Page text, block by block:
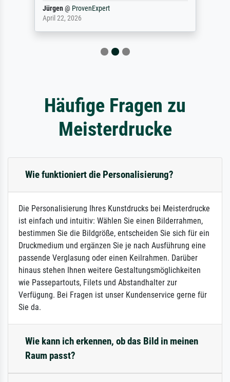
Jürgen@ ProvenExpert
April 22, 2026
Häufige Fragen zu
Meisterdrucke
Wie funktioniert die Personalisierung?
Die Personalisierung Ihres Kunstdrucks bei Meisterdrucke
ist einfach und intuitiv: Wählen Sie einen Bilderrahmen,
bestimmen Sie die Bildgröße, entscheiden Sie sich für ein
Druckmedium und ergänzen Sie je nach Ausführung eine
passende Verglasung oder einen Keilrahmen. Darüber
hinaus stehen Ihnen weitere Gestaltungsmöglichkeiten
wie Passepartouts, Filets und Abstandhalter zur
Verfügung. Bei Fragen ist unser Kundenservice gerne für
Sie da.
Wie kann ich erkennen, ob das Bild in meinen
Raum passt?